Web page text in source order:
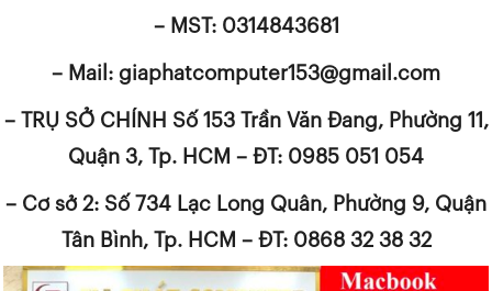
– MST: 0314843681
– Mail: giaphatcomputer153@gmail.com
– TRỤ SỞ CHÍNH Số 153 Trần Văn Đang, Phường 11,
Quận 3, Tp. HCM – ĐT: 0985 051 054
– Cơ sở 2: Số 734 Lạc Long Quân, Phường 9, Quận
Tân Bình, Tp. HCM – ĐT: 0868 32 38 32